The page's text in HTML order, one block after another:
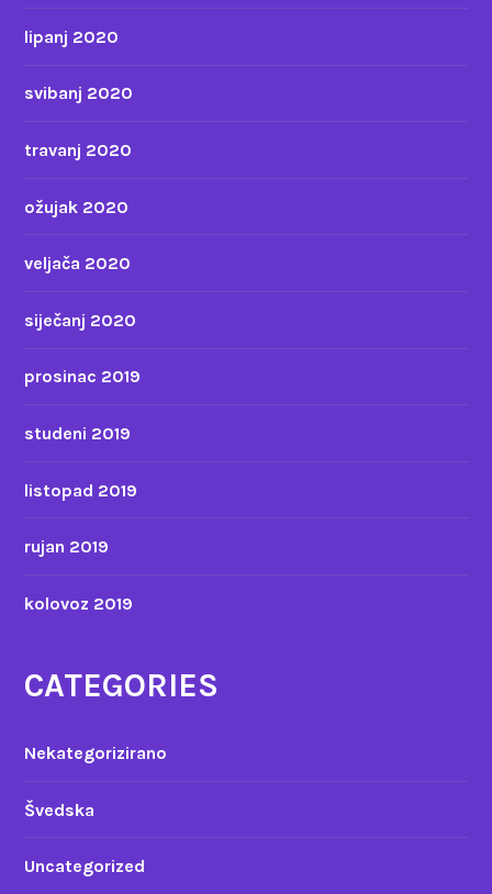
lipanj 2020
svibanj 2020
travanj 2020
ožujak 2020
veljača 2020
siječanj 2020
prosinac 2019
studeni 2019
listopad 2019
rujan 2019
kolovoz 2019
CATEGORIES
Nekategorizirano
Švedska
Uncategorized